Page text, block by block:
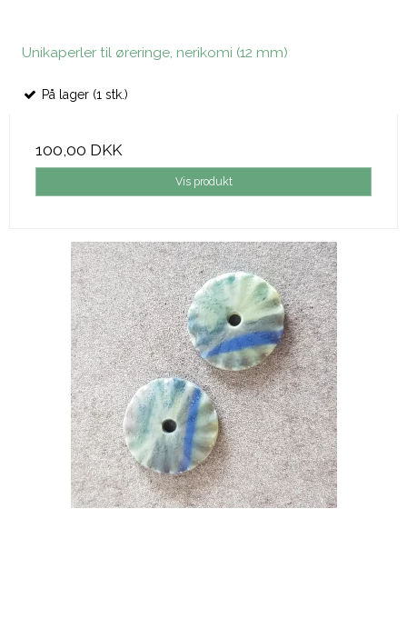
Unikaperler til øreringe, nerikomi (12 mm)
På lager (1 stk.)
100,00 DKK
Vis produkt